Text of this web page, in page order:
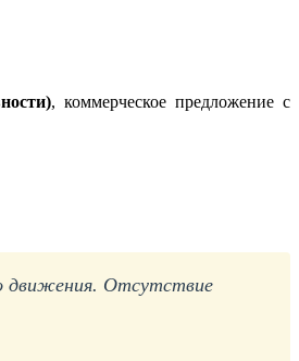
, коммерческое предложение с
движения. Отсутствие